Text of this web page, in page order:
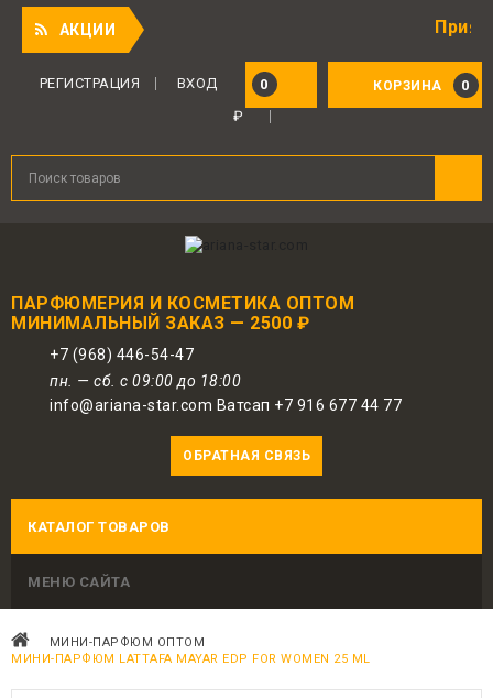
АКЦИИ Приятный
КОРЗИНА 0
0
РЕГИСТРАЦИЯ
ВХОД
₽
ПАРФЮМЕРИЯ И КОСМЕТИКА ОПТОМ
МИНИМАЛЬНЫЙ ЗАКАЗ — 2500 ₽
+7 (968) 446-54-47
пн. — сб. с 09:00 до 18:00
info@ariana-star.com Ватсап +7 916 677 44 77
ОБРАТНАЯ СВЯЗЬ
КАТАЛОГ ТОВАРОВ
МЕНЮ САЙТА
МИНИ-ПАРФЮМ ОПТОМ
МИНИ-ПАРФЮМ LATTAFA MAYAR EDP FOR WOMEN 25 ML
Для авторизованных пользователей
предоставляется 1 бонус за 100 руб.
от совершенной покупки. Бонусами